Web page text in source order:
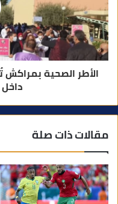
الأطر الصحية بمراكش
مقالات ذات صلة